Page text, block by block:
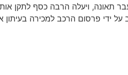
תאונה, ויעלה הרבה כסף לתקן
פרסום הרכב למכירה בעיתון